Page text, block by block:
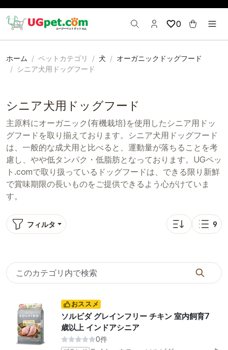
0
ホーム ペットカテゴリ 犬
オーガニックドッグフード
シニア犬用ドッグフード
シニア犬用ドッグフード
主原料にオーガニック(有機栽培)を使用したシニア用ドッ
グフードを取り揃えております。シニア犬用ドッグフード
は、一般的な成犬用と比べると、運動量が落ちることを考
慮し、やや低タンパク・低脂肪となっております。UGペッ
ト.comで取り扱っているドッグフードは、できる限り新鮮
で賞味期限の長いものをご提供できるよう心がけていま
す。
フィルタ
並び替え: 口コミ
表示
9
おススメ
ソルビダ グレインフリー チキン 室内飼育7
歳以上 インドアシニア
0件